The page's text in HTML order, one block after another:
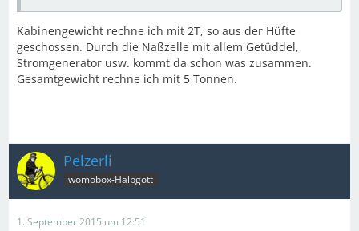
Kabinengewicht rechne ich mit 2T, so aus der Hüfte
geschossen. Durch die Naßzelle mit allem Getüddel,
Stromgenerator usw. kommt da schon was zusammen.
Gesamtgewicht rechne ich mit 5 Tonnen.
Pelzerli
womobox-Halbgott
1. September 2015 um 12:51